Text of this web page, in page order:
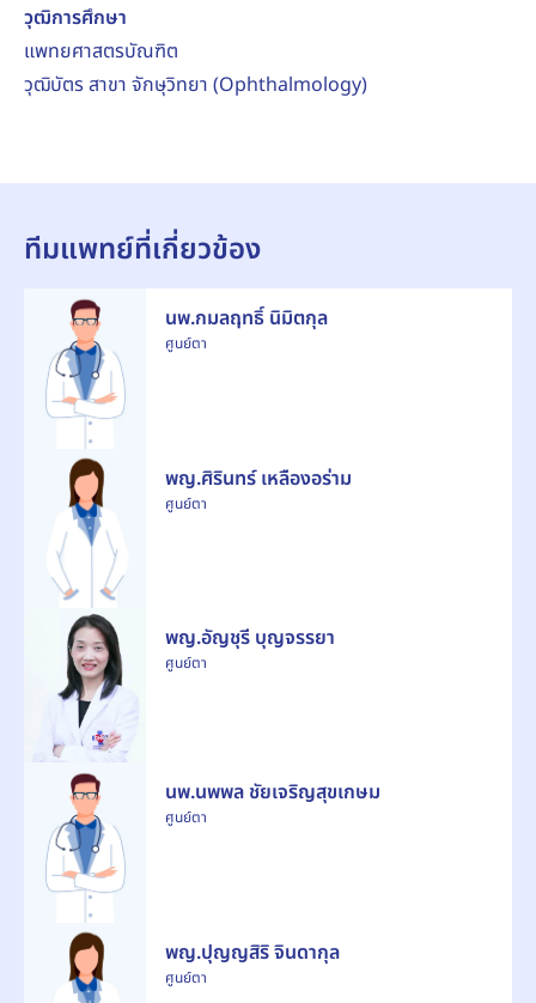
วุฒิการศึกษา
แพทยศาสตรบัณฑิต
วุฒิบัตร สาขา จักษุวิทยา (Ophthalmology)
ทีมแพทย์ที่เกี่ยวข้อง
นพ.กมลฤทธิ์ นิมิตกุล
ศูนย์ตา
พญ.ศิรินทร์ เหลืองอร่าม
ศูนย์ตา
พญ.อัญชุรี บุญจรรยา
ศูนย์ตา
นพ.นพพล ชัยเจริญสุขเกษม
ศูนย์ตา
พญ.ปุญญสิริ จินดากุล
ศูนย์ตา